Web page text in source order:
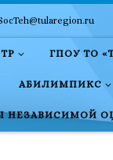
ГПОУ ТО
АБИЛИМПИКС
НЕЗАВИСИМОЙ